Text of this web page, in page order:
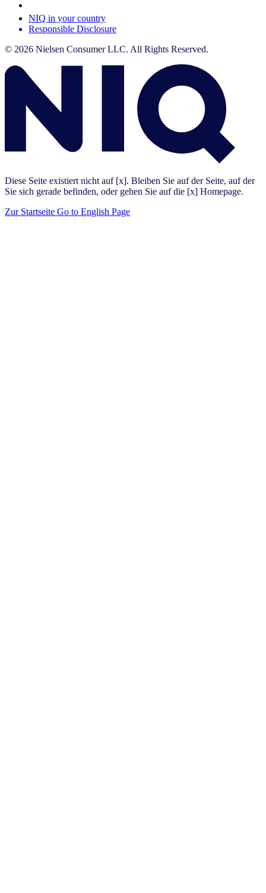
NIQ in your country
Responsible Disclosure
© 2026 Nielsen Consumer LLC. All Rights Reserved.
Diese Seite existiert nicht auf [x]. Bleiben Sie auf der Seite, auf der
Sie sich gerade befinden, oder gehen Sie auf die [x] Homepage.
Zur Startseite Go to English Page